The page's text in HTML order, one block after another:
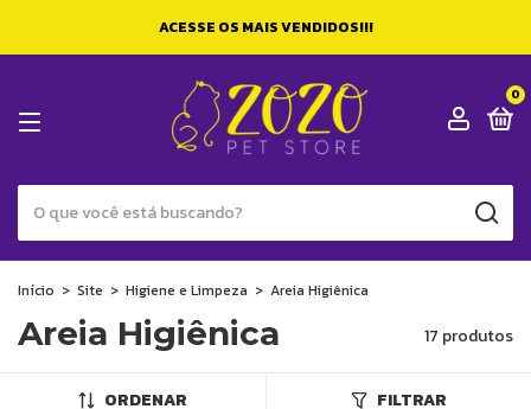
ACESSE OS MAIS VENDIDOS!!!
0
Início > Site > Higiene e Limpeza > Areia Higiênica
Areia Higiênica 17 produtos
ORDENAR FILTRAR